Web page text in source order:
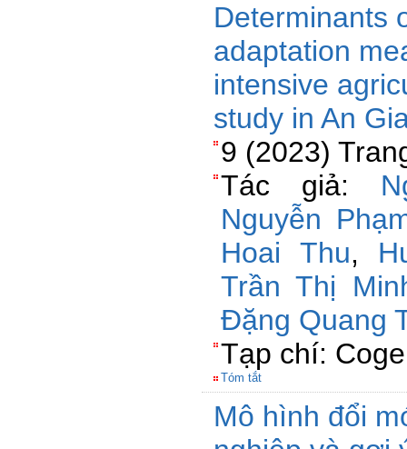
Determinants
adaptation
intensive
study in An
9 (2023)
Tác giả:
Nguyễn
Hoai Thu,
Trần Thị
Đặng Quang
Tạp chí:
Tóm tắt
Mô hình đổi